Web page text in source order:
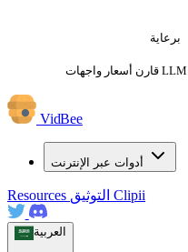
برعاية
VidBee
أدوات عبر الإنترنت
Resources Clipii
العربية